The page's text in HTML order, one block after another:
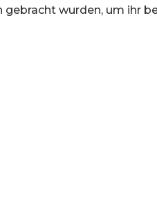
wurden, um ihr